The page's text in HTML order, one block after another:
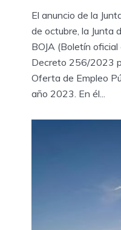
El anuncio de la
de octubre, la Junta
BOJA (Boletín
Decreto 256/2023
Oferta de Empleo
año 2023. En él...